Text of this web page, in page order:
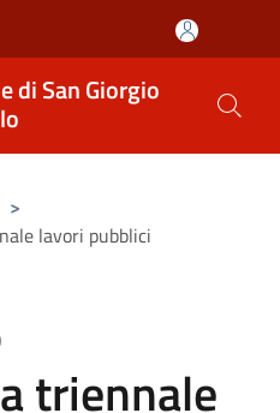
di San Giorgio
>
lavori pubblici
triennale